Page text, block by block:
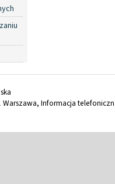
Informacja